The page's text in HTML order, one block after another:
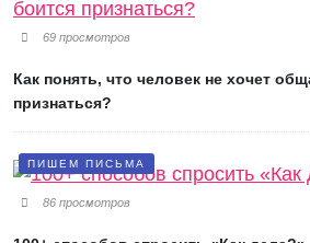
69 просмотров
Как понять, что человек не хочет
признаться?
ПИШЕМ ПИСЬМА
86 просмотров